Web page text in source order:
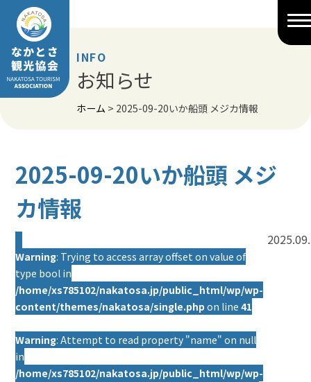
Skip
content
INFO
お知らせ
ホーム > 2025-09-20いか船頭 メジカ情報
2025-09-20いか船頭 メジ
カ情報
Warning: Trying to access array offset on value of
type bool in
/home/xs785102/nakatosa.jp/public_html/wp/wp-
content/themes/nakatosa/single.php on line41
Warning: Attempt to read property "name" on null
in
/home/xs785102/nakatosa.jp/public_html/wp/wp-